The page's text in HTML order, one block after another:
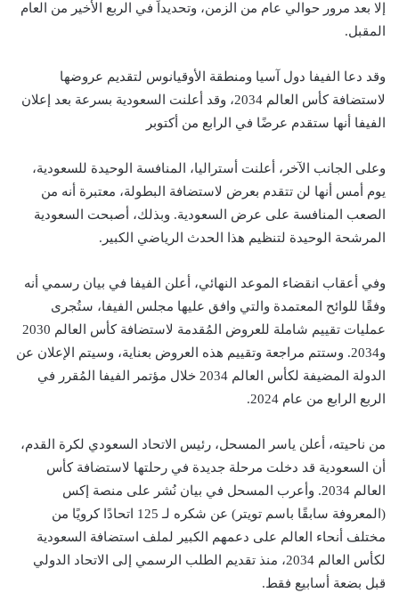
إلا بعد مرور حوالي عام من الزمن، وتحديداً في الربع الأخير من العام
المقبل.
وقد دعا الفيفا دول آسيا ومنطقة الأوقيانوس لتقديم عروضها
لاستضافة كأس العالم 2034، وقد أعلنت السعودية بسرعة بعد إعلان
الفيفا أنها ستقدم عرضًا في الرابع من أكتوبر
وعلى الجانب الآخر، أعلنت أستراليا، المنافسة الوحيدة للسعودية،
يوم أمس أنها لن تتقدم بعرض لاستضافة البطولة، معتبرة أنه من
الصعب المنافسة على عرض السعودية. وبذلك، أصبحت السعودية
المرشحة الوحيدة لتنظيم هذا الحدث الرياضي الكبير.
وفي أعقاب انقضاء الموعد النهائي، أعلن الفيفا في بيان رسمي أنه
وفقًا للوائح المعتمدة والتي وافق عليها مجلس الفيفا، ستُجرى
عمليات تقييم شاملة للعروض المُقدمة لاستضافة كأس العالم 2030
و2034. وستتم مراجعة وتقييم هذه العروض بعناية، وسيتم الإعلان عن
الدولة المضيفة لكأس العالم 2034 خلال مؤتمر الفيفا المُقرر في
الربع الرابع من عام 2024.
من ناحيته، أعلن ياسر المسحل، رئيس الاتحاد السعودي لكرة القدم،
أن السعودية قد دخلت مرحلة جديدة في رحلتها لاستضافة كأس
العالم 2034. وأعرب المسحل في بيان نُشر على منصة إكس
(المعروفة سابقًا باسم تويتر) عن شكره لـ 125 اتحادًا كرويًا من
مختلف أنحاء العالم على دعمهم الكبير لملف استضافة السعودية
لكأس العالم 2034، منذ تقديم الطلب الرسمي إلى الاتحاد الدولي
قبل بضعة أسابيع فقط.